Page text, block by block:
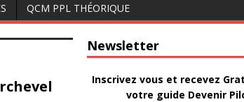
QCM PPL THÉORIQUE
Newsletter
Inscrivez vous et recevez
votre guide Devenir